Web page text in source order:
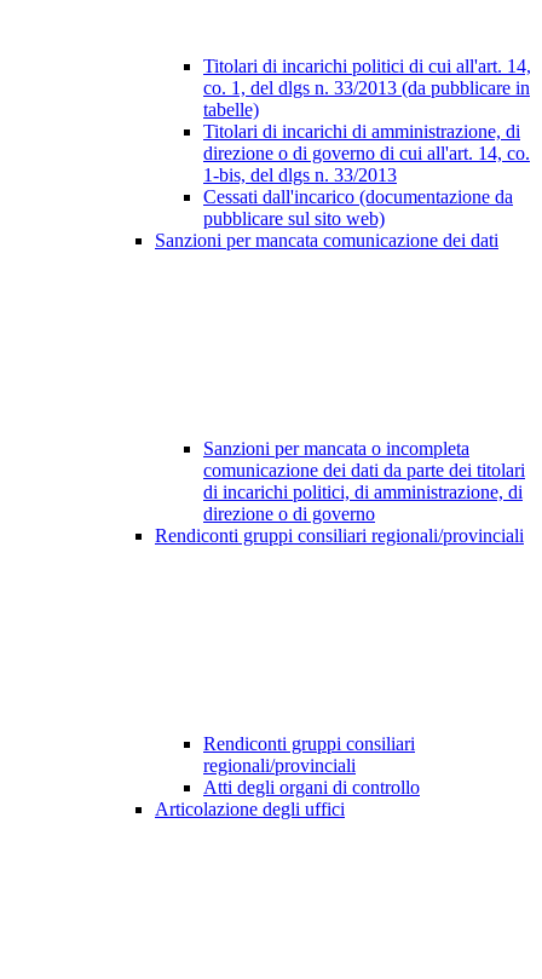
Titolari di incarichi politici di cui all'art. 14,
co. 1, del dlgs n. 33/2013 (da pubblicare in
tabelle)
Titolari di incarichi di amministrazione, di
direzione o di governo di cui all'art. 14, co.
1-bis, del dlgs n. 33/2013
Cessati dall'incarico (documentazione da
pubblicare sul sito web)
Sanzioni per mancata comunicazione dei dati
Sanzioni per mancata o incompleta
comunicazione dei dati da parte dei titolari
di incarichi politici, di amministrazione, di
direzione o di governo
Rendiconti gruppi consiliari regionali/provinciali
Rendiconti gruppi consiliari
regionali/provinciali
Atti degli organi di controllo
Articolazione degli uffici